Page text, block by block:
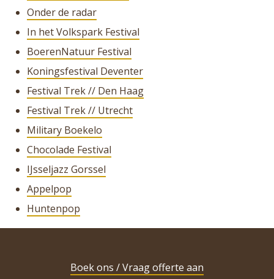
Onder de radar
In het Volkspark Festival
BoerenNatuur Festival
Koningsfestival Deventer
Festival Trek // Den Haag
Festival Trek // Utrecht
Military Boekelo
Chocolade Festival
IJsseljazz Gorssel
Appelpop
Huntenpop
Boek ons / Vraag offerte aan